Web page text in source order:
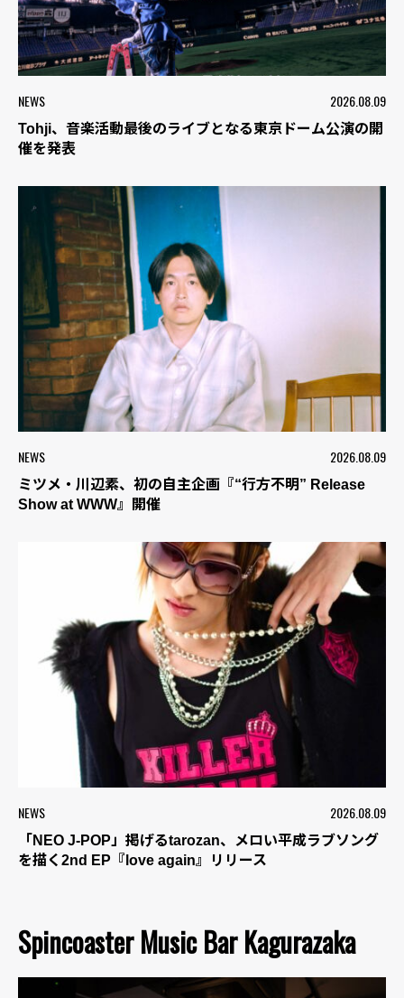
NEWS 2026.08.09
Tohji、音楽活動最後のライブとなる東京ドーム公演の開
催を発表
NEWS 2026.08.09
ミツメ・川辺素、初の自主企画『“行方不明” Release
Show at WWW』開催
NEWS 2026.08.09
「NEO J-POP」掲げるtarozan、メロい平成ラブソング
を描く2nd EP『love again』リリース
Spincoaster Music Bar Kagurazaka